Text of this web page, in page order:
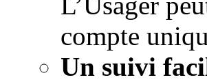
compte
Un suivi